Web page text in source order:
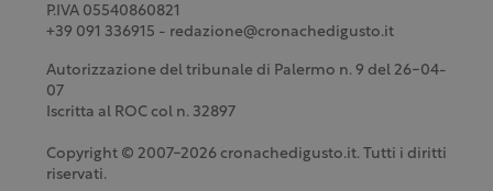
P.IVA 05540860821
+39 091 336915 - redazione@cronachedigusto.it
Autorizzazione del tribunale di Palermo n. 9 del 26-04-
07
Iscritta al ROC col n. 32897
Copyright © 2007-2026 cronachedigusto.it. Tutti i diritti
riservati.